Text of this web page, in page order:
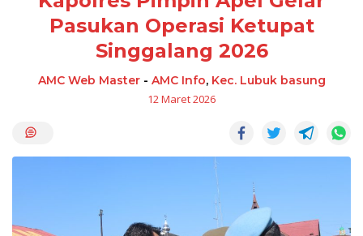
Pasukan Operasi Ketupat
Singgalang 2026
AMC Web Master- AMC Info, Kec. Lubuk basung
12 Maret 2026